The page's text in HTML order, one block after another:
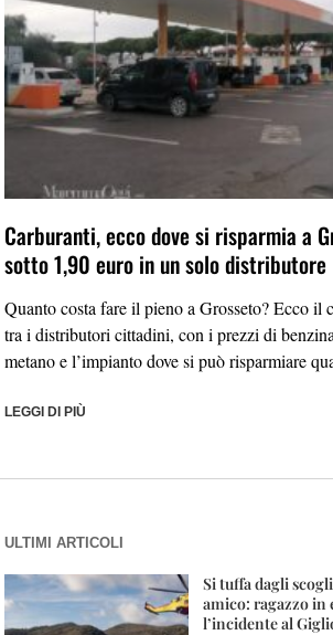
Carburanti, ecco dove si risparmia a
sotto 1,90 euro in un solo distributore
Quanto costa fare il pieno a Grosseto? Ecco il
tra i distributori cittadini, con i prezzi di
metano e l’impianto dove si può risparmiare
LEGGI DI PIÙ
ULTIMI ARTICOLI
Si tuffa dagli
amico: ragazzo
l’incidente al